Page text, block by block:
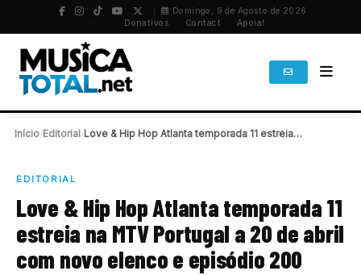
Domingo, 9 de Agosto de 2026
Donativos Contact Apoia!
Início Editorial Love & Hip Hop Atlanta temporada 11 estreia…
EDITORIAL
Love & Hip Hop Atlanta temporada 11
estreia na MTV Portugal a 20 de abril
com novo elenco e episódio 200